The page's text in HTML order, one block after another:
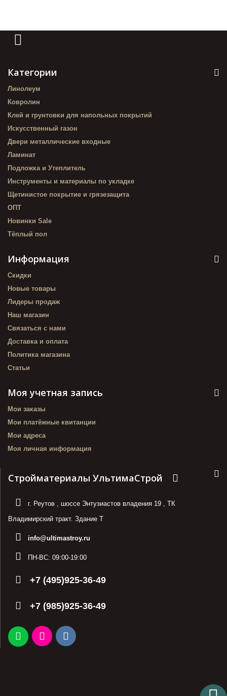
Категории
Линолеум
Ковролин
Клей и грунтовки для напольных покрытий
Искусственный газон
Двери металлические входные
Ламинат
Подложка и Утеплитель
Инструменты и материалы по укладке
Щетинистое покрытие и грязезащита
ОПТ
Новинки Sale
Тёплый пол
Информация
Скидки
Новые товары
Лидеры продаж
Наш магазин
Связаться с нами
Доставка и оплата
Политика магазина
Статьи
Моя учетная запись
Мои заказы
Мои платёжные квитанции
Мои адреса
Моя личная информация
Стройматериалы УльтимаСтрой
г. Реутов шоссе Энтузиастов владения 19
ТК
Владимирский тракт. Здание Т
info@ultimastroy.ru
ПН-ВС: 09:00-19:00
+7 (495)925-36-49
+7 (985)925-36-49
